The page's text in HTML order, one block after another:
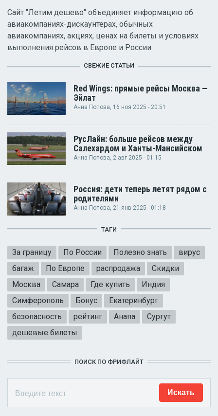
Сайт "Летим дешево" объединяет информацию об
авиакомпаниях-дискаунтерах, обычных
авиакомпаниях, акциях, ценах на билеты и условиях
выполнения рейсов в Европе и России.
СВЕЖИЕ СТАТЬИ
Red Wings: прямые рейсы Москва —
Эйлат
Анна Попова, 16 ноя 2025 - 20:51
РусЛайн: больше рейсов между
Салехардом и Ханты-Мансийском
Анна Попова , 2 авг 2025 - 01:15
Россия: дети теперь летят рядом с
родителями
Анна Попова, 21 янв 2025 - 01:18
ТАГИ
За границу По России Полезно знать
вирус
багаж
По Европе распродажа
Скидки
Москва
Самара Где купить
Индия
Симферополь
Бонус
Екатеринбург
безопасность
рейтинг Анапа
Сургут
дешевые билеты
ПОИСК ПО ФРИФЛАЙТ